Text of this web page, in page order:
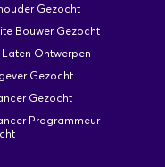
resi €45
zijn klanten die
herziening.
Lange
klus?
Gezocht
Bouwer Gezocht
Ontwerpen
Gezocht
Gezocht
Programmeur